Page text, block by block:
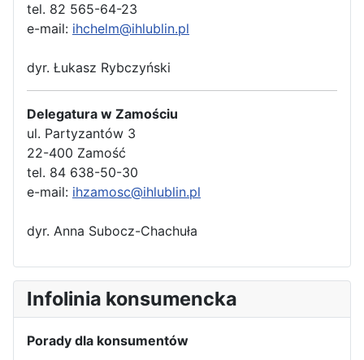
tel. 82 565-64-23
e-mail: ihchelm@ihlublin.pl
dyr. Łukasz Rybczyński
Delegatura w Zamościu
ul. Partyzantów 3
22-400 Zamość
tel. 84 638-50-30
e-mail: ihzamosc@ihlublin.pl
dyr. Anna Subocz-Chachuła
Infolinia konsumencka
Porady dla konsumentów